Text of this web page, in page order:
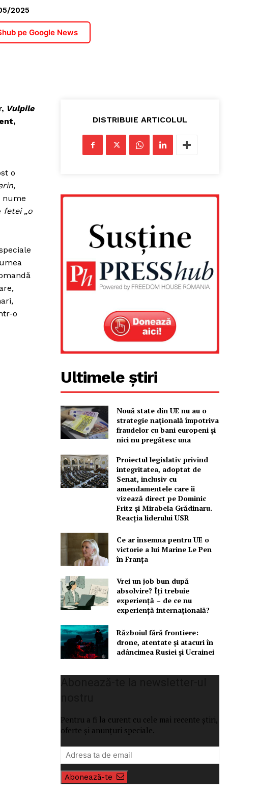
2025
pe Google News
Vulpile
o
nume
fetei „o
o
DISTRIBUIE ARTICOLUL
Ultimele știri
Nouă state din UE nu au o
strategie națională împotriva
fraudelor cu bani europeni și
nici nu pregătesc una
Proiectul legislativ privind
integritatea, adoptat de
Senat, inclusiv cu
amendamentele care îi
vizează direct pe Dominic
Fritz și Mirabela Grădinaru.
Reacția liderului USR
Ce ar însemna pentru UE o
victorie a lui Marine Le Pen
în Franța
Vrei un job bun după
absolvire? Îți trebuie
experiență – de ce nu
experiență internațională?
Războiul fără frontiere:
drone, atentate și atacuri în
adâncimea Rusiei și Ucrainei
Pentru a fi la curent cu cele mai recente știri,
oferte și anunțuri speciale.
Abonează-te